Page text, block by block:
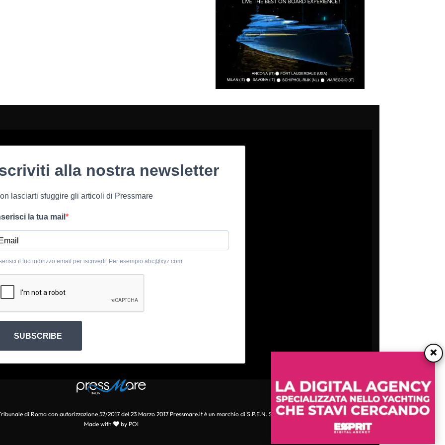
×
alla nostra newsletter
lasciarti sfuggire gli articoli di Pressmare
la tua mail
il tuo indirizzo email per iscriverti. Per esempio abc@xyz.com
SUBSCRIBE
di Roma con autorizzazione 57/2017 del 23 Marzo 2017 Pressmare.it è un marchio di S.P.E.N. Srl - P.IVA 06511641000
Made with
by POI